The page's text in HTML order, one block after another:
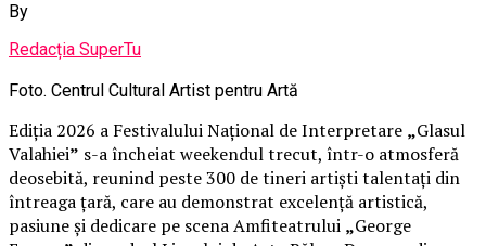
By
Redacția SuperTu
Foto. Centrul Cultural Artist pentru Artă
Ediția 2026 a Festivalului Național de Interpretare „Glasul
Valahiei” s-a încheiat weekendul trecut, într-o atmosferă
deosebită, reunind peste 300 de tineri artiști talentați din
întreaga țară, care au demonstrat excelență artistică,
pasiune și dedicare pe scena Amfiteatrului „George